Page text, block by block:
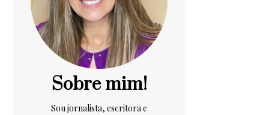
Sobre mim!
Sou jornalista, escritora e